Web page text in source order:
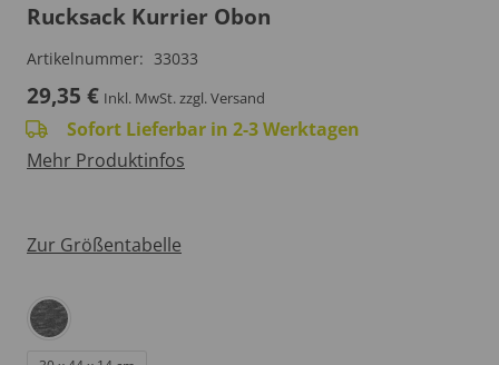
Rucksack Kurrier Obon
Artikelnummer: 33033
29,35 € Inkl. MwSt.zzgl. Versand
Sofort Lieferbar in 2-3 Werktagen
Mehr Produktinfos
Zur Größentabelle